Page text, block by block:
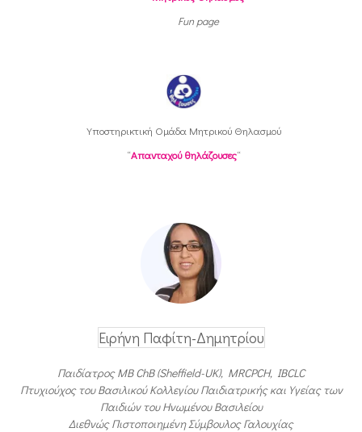
Fun page
Υποστηρικτική Oμάδα Μητρικού Θηλασμού
“Απανταχού θηλάζουσες“
Ειρήνη Παφίτη-Δημητρίου
Παιδίατρος MB ChB (Sheffield-UK), MRCPCH, IBCLC
Πτυχιούχος του Βασιλικού Κολλεγίου Παιδιατρικής και Υγείας των
Παιδιών του Ηνωμένου Βασιλείου
Διεθνώς Πιστοποιημένη Σύμβουλος Γαλουχίας